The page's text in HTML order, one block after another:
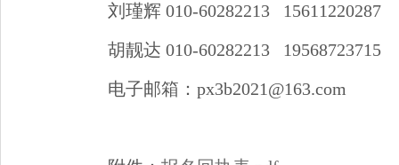
刘瑾辉 010-60282213 15611220287
胡靓达 010-60282213 19568723715
电子邮箱：px3b2021@163.com